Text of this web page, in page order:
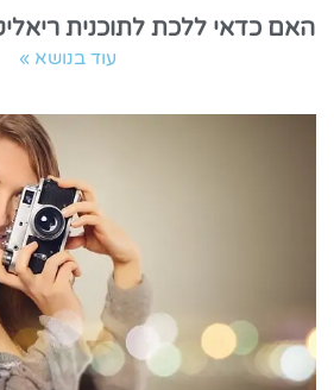
האם כדאי ללכת לתוכנית
עוד בנושא »